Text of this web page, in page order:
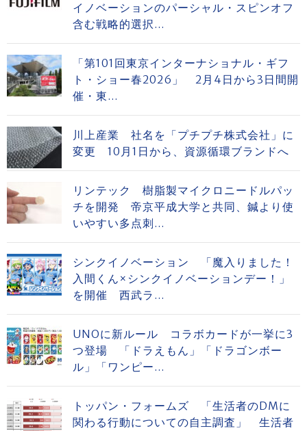
イノベーションのパーシャル・スピンオフ
含む戦略的選択...
「第101回東京インターナショナル・ギフ
ト・ショー春2026」 2月4日から3日間開
催・東...
川上産業 社名を「プチプチ株式会社」に
変更 10月1日から、資源循環ブランドへ
リンテック 樹脂製マイクロニードルパッ
チを開発 帝京平成大学と共同、鍼より使
いやすい多点刺...
シンクイノベーション 「魔入りました！
入間くん×シンクイノベーションデー！」
を開催 西武ラ...
UNOに新ルール コラボカードが一挙に3
つ登場 「ドラえもん」「ドラゴンボー
ル」「ワンピー...
トッパン・フォームズ 「生活者のDMに
関わる行動についての自主調査」 生活者